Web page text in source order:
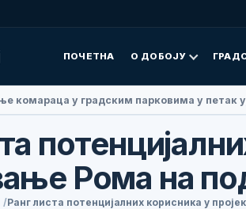
ПОЧЕТНА О ДОБОЈУ
Народне Републике Кине у БиХ Ли Фан
Рома на
Ранг листа потенцијалних корисника у